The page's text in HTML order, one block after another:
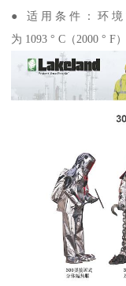
● 适用条件：环境
为 1093 ° C（2000 ° F）